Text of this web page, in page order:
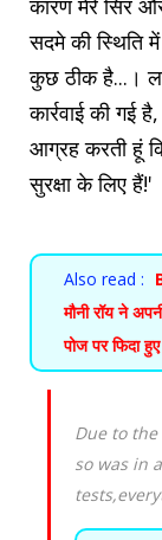
कारण मेरे सिर
सदमे की स्थिति
कुछ ठीक है...।
कार्रवाई की
आग्रह करती हूं
सुरक्षा के लिए हैं!'
Also read :
मौनी रॉय ने
पोज पर फिदा
Due to
so was in